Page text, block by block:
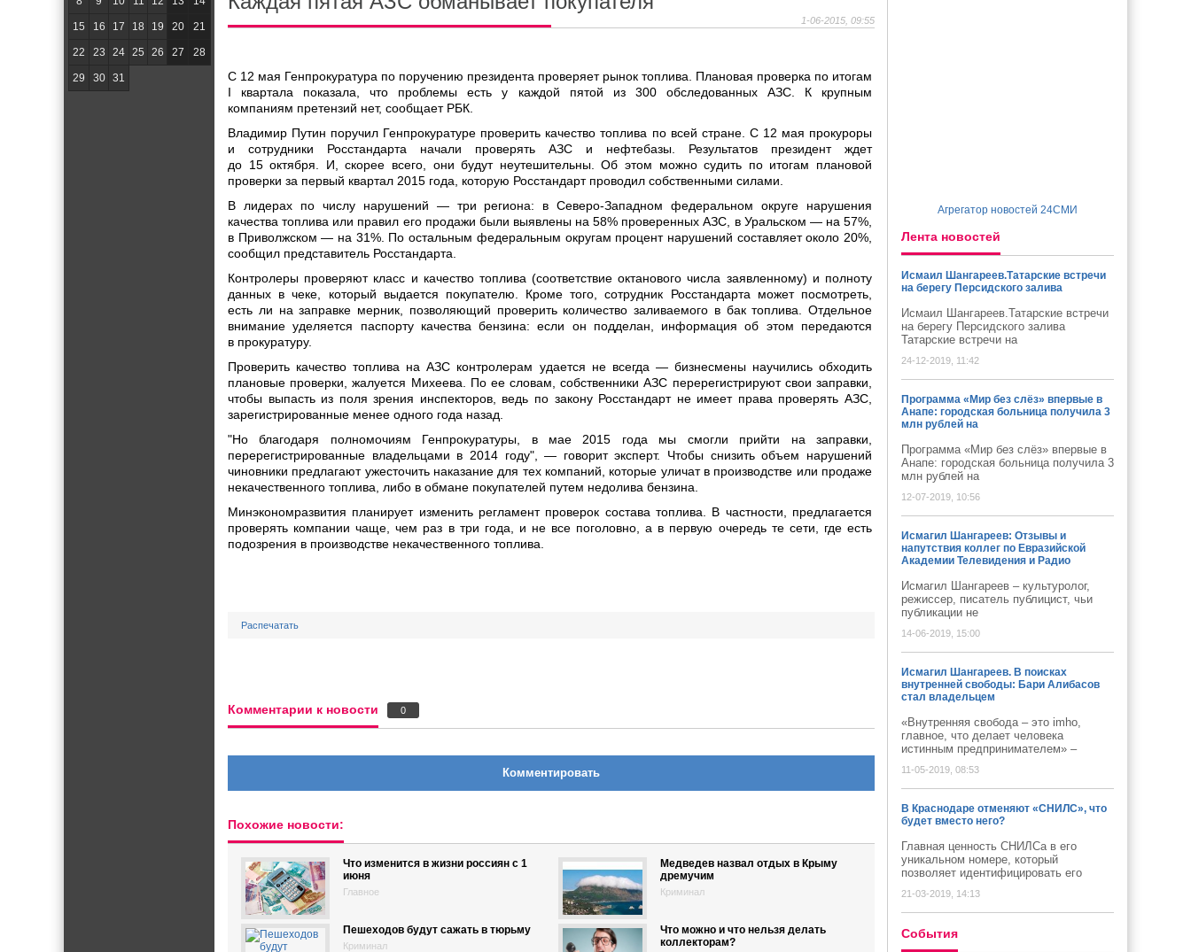
1-06-2015, 09:55
С 12 мая Генпрокуратура по поручению президента проверяет рынок топлива. Плановая проверка по итогам
I квартала показала, что проблемы есть у каждой пятой из 300 обследованных АЗС. К крупным
компаниям претензий нет, сообщает РБК.
Владимир Путин поручил Генпрокуратуре проверить качество топлива по всей стране. С 12 мая прокуроры
и сотрудники Росстандарта начали проверять АЗС и нефтебазы. Результатов президент ждет
до 15 октября. И, скорее всего, они будут неутешительны. Об этом можно судить по итогам плановой
проверки за первый квартал 2015 года, которую Росстандарт проводил собственными силами.
В лидерах по числу нарушений — три региона: в Северо-Западном федеральном округе нарушения
качества топлива или правил его продажи были выявлены на 58% проверенных АЗС, в Уральском — на 57%,
в Приволжском — на 31%. По остальным федеральным округам процент нарушений составляет около 20%,
сообщил представитель Росстандарта.
Контролеры проверяют класс и качество топлива (соответствие октанового числа заявленному) и полноту
данных в чеке, который выдается покупателю. Кроме того, сотрудник Росстандарта может посмотреть,
есть ли на заправке мерник, позволяющий проверить количество заливаемого в бак топлива. Отдельное
внимание уделяется паспорту качества бензина: если он подделан, информация об этом передаются
в прокуратуру.
Проверить качество топлива на АЗС контролерам удается не всегда — бизнесмены научились обходить
плановые проверки, жалуется Михеева. По ее словам, собственники АЗС перерегистрируют свои заправки,
чтобы выпасть из поля зрения инспекторов, ведь по закону Росстандарт не имеет права проверять АЗС,
зарегистрированные менее одного года назад.
"Но благодаря полномочиям Генпрокуратуры, в мае 2015 года мы смогли прийти на заправки,
перерегистрированные владельцами в 2014 году", — говорит эксперт. Чтобы снизить объем нарушений
чиновники предлагают ужесточить наказание для тех компаний, которые уличат в производстве или продаже
некачественного топлива, либо в обмане покупателей путем недолива бензина.
Минэкономразвития планирует изменить регламент проверок состава топлива. В частности, предлагается
проверять компании чаще, чем раз в три года, и не все поголовно, а в первую очередь те сети, где есть
подозрения в производстве некачественного топлива.
Распечатать
Комментарии к новости 0
Комментировать
Похожие новости:
Что изменится в жизни россиян с 1
июня
Главное
Медведев назвал отдых в Крыму
дремучим
Криминал
Пешеходов будут сажать в тюрьму
Криминал
Что можно и что нельзя делать
коллекторам?
15 16 17 18 19 20 21
22 23 24 25 26 27 28
29 30 31
Агрегатор новостей 24СМИ
Лента новостей
Исмаил Шангареев.Татарские встречи
на берегу Персидского залива
Исмаил Шангареев.Татарские встречи
на берегу Персидского залива
Татарские встречи на
24-12-2019, 11:42
Программа «Мир без слёз» впервые в
Анапе: городская больница получила 3
млн рублей на
Программа «Мир без слёз» впервые в
Анапе: городская больница получила 3
млн рублей на
12-07-2019, 10:56
Исмагил Шангареев: Отзывы и
напутствия коллег по Евразийской
Академии Телевидения и Радио
Исмагил Шангареев – культуролог,
режиссер, писатель публицист, чьи
публикации не
14-06-2019, 15:00
Исмагил Шангареев. В поисках
внутренней свободы: Бари Алибасов
стал владельцем
«Внутренняя свобода – это imho,
главное, что делает человека
истинным предпринимателем» –
11-05-2019, 08:53
В Краснодаре отменяют «СНИЛС», что
будет вместо него?
Главная ценность СНИЛСа в его
уникальном номере, который
позволяет идентифицировать его
21-03-2019, 14:13
Cобытия